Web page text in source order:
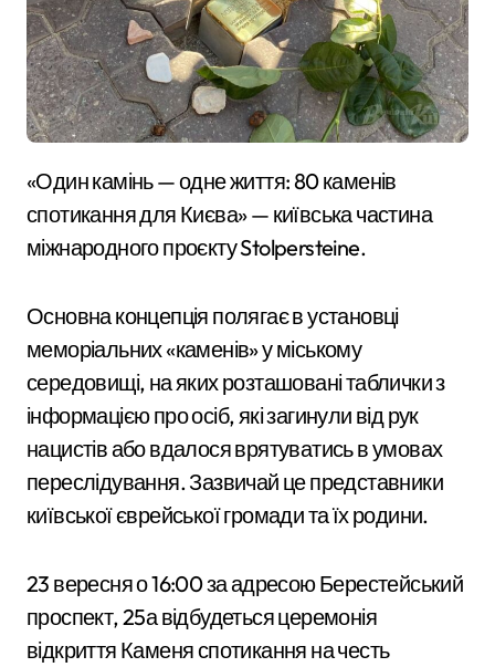
«Один камінь — одне життя: 80 каменів
спотикання для Києва» — київська частина
міжнародного проєкту Stolpersteine.
Основна концепція полягає в установці
меморіальних «каменів» у міському
середовищі, на яких розташовані таблички з
інформацією про осіб, які загинули від рук
нацистів або вдалося врятуватись в умовах
переслідування. Зазвичай це представники
київської єврейської громади та їх родини.
23 вересня о 16:00 за адресою Берестейський
проспект, 25а відбудеться церемонія
відкриття Каменя спотикання на честь